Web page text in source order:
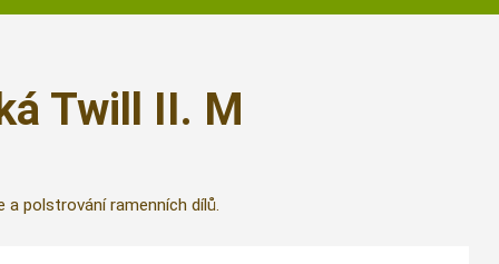
Twill II. M
a polstrování ramenních dílů.